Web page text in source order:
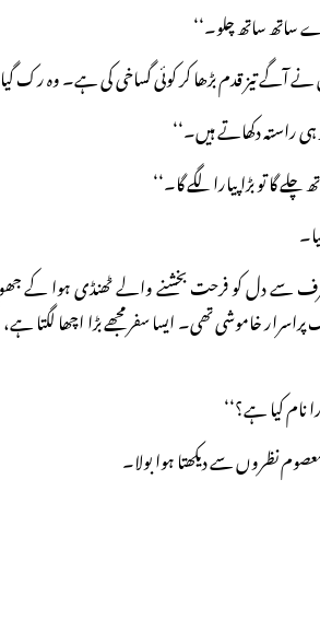
ساتھ ساتھ چلو۔‘‘
آگے تیز قدم بڑھا کر کوئی گساخی کی ہے۔ وہ رک
ہی راستہ دکھاتے ہیں۔‘‘
گا تو بڑا پیارا لگے گا۔‘‘
سے دل کو فرحت بخشنے والے ٹھنڈی ہوا کے
خاموشی تھی۔ ایسا سفر مجھے بڑا اچھا لگتا
نام کیا ہے؟‘‘
نظروں سے دیکھتا ہوا بولا۔